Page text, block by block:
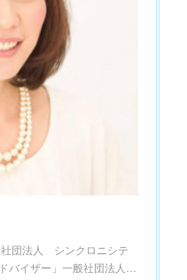
社団法人 シンクロニシテ
バイザー」一般社団法人…